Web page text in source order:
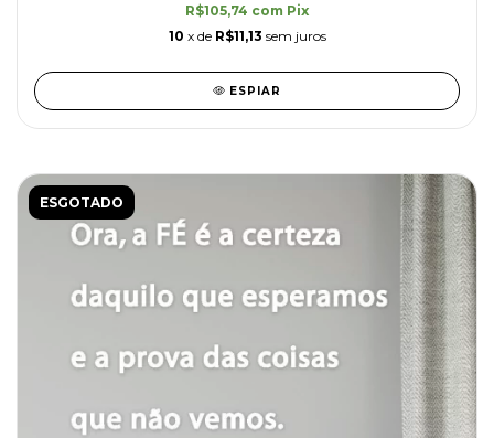
R$105,74 com Pix
10 x de R$11,13 sem juros
ESPIAR
ESGOTADO